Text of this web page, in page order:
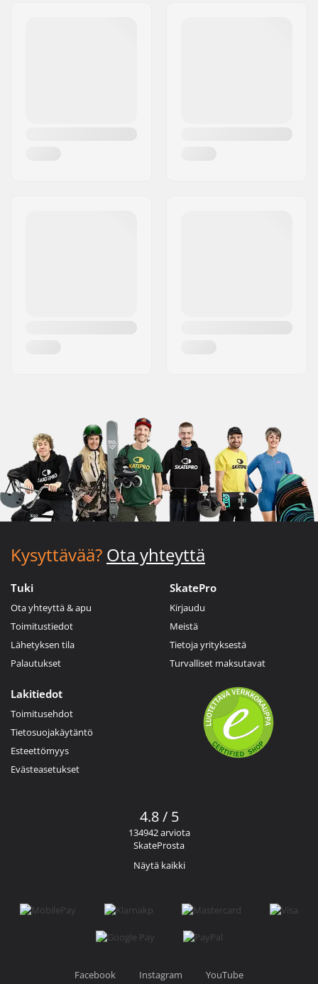
Kysyttävää? Ota yhteyttä
Tuki
Ota yhteyttä & apu
Toimitustiedot
Lähetyksen tila
Palautukset
SkatePro
Kirjaudu
Meistä
Tietoja yrityksestä
Turvalliset maksutavat
Lakitiedot
Toimitusehdot
Tietosuojakäytäntö
Esteettömyys
Evästeasetukset
4.8 / 5
134942 arviota
SkateProsta
Näytä kaikki
Facebook Instagram YouTube